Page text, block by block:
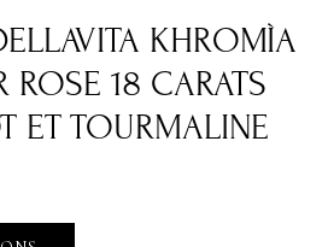
KHROMÌA
ROSE 18 CARATS
ET TOURMALINE